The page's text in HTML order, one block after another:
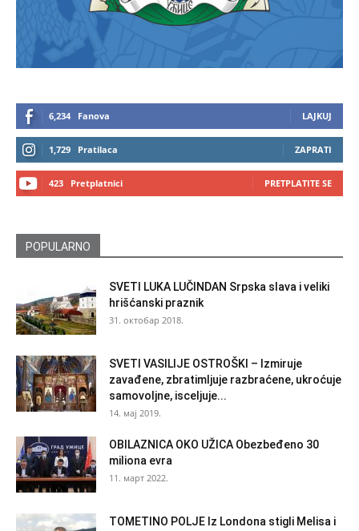
6,234 Fanova LAJKUJ
1,729 Pratilaca ZAPRATI
423 Pretplatnici PRETPLATITE SE
POPULARNO
SVETI LUKA LUČINDAN Srpska slava i veliki
hrišćanski praznik
31. октобар 2018.
SVETI VASILIJE OSTROŠKI – Izmiruje
zavađene, zbratimljuje razbraćene, ukroćuje
samovoljne, isceljuje...
14. мај 2019.
OBILAZNICA OKO UŽICA Obezbeđeno 30
miliona evra
11. март 2022.
TOMETINO POLJE Iz Londona stigli Melisa i